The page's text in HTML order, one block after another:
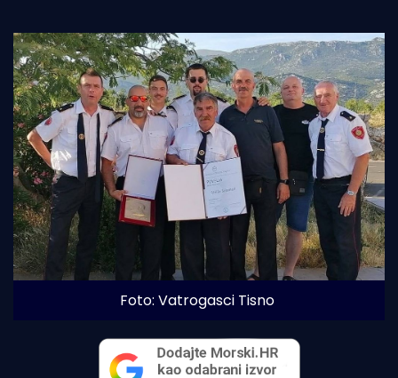
Foto: Vatrogasci Tisno